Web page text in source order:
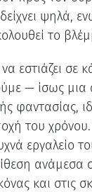
ψηλά,
το
εστιάζει σε
— ίσως
φαντασίας,
του
εργαλείο
ανάμεσα
και στις